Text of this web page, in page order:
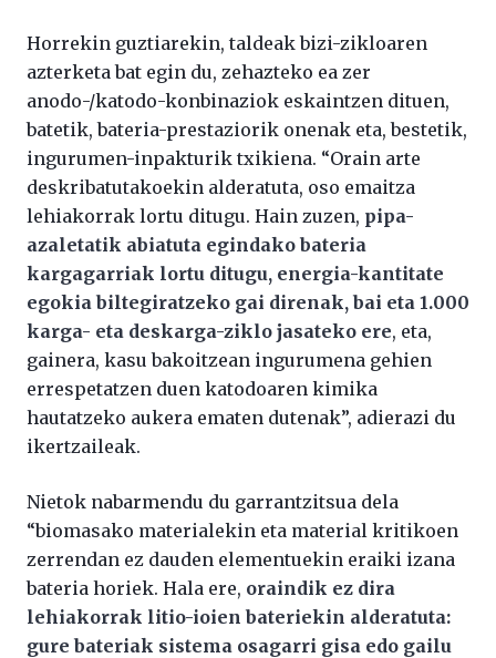
Horrekin guztiarekin, taldeak bizi-zikloaren
azterketa bat egin du, zehazteko ea zer
anodo-/katodo-konbinaziok eskaintzen dituen,
batetik, bateria-prestaziorik onenak eta, bestetik,
ingurumen-inpakturik txikiena. “Orain arte
deskribatutakoekin alderatuta, oso emaitza
lehiakorrak lortu ditugu. Hain zuzen, pipa-
azaletatik abiatuta egindako bateria
kargagarriak lortu ditugu, energia-kantitate
egokia biltegiratzeko gai direnak, bai eta 1.000
karga- eta deskarga-ziklo jasateko ere, eta,
gainera, kasu bakoitzean ingurumena gehien
errespetatzen duen katodoaren kimika
hautatzeko aukera ematen dutenak”, adierazi du
ikertzaileak.
Nietok nabarmendu du garrantzitsua dela
“biomasako materialekin eta material kritikoen
zerrendan ez dauden elementuekin eraiki izana
bateria horiek. Hala ere, oraindik ez dira
lehiakorrak litio-ioien bateriekin alderatuta:
gure bateriak sistema osagarri gisa edo gailu